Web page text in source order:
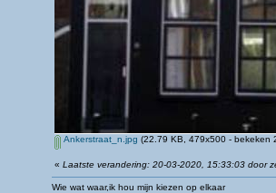
Ankerstraat_n.jpg (22.79 KB, 479x500 - bekeken
« Laatste verandering: 20-03-2020, 15:33:03 door
Wie wat waar,ik hou mijn kiezen op elkaar